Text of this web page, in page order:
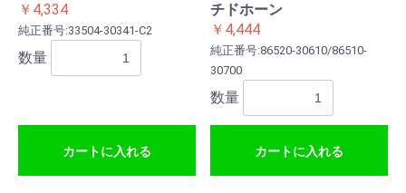
￥4,334
純正番号:33504-30341-C2
数量
カートに入れる
チドホーン
￥4,444
純正番号:86520-30610/86510-
30700
数量
カートに入れる